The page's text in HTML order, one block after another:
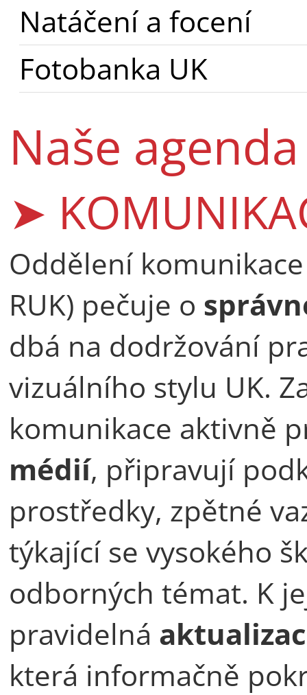
Natáčení a focení
Fotobanka UK
Naše agenda
➤
Oddělení
RUK) pečuje o
dbá na dodržování
vizuálního stylu UK.
komunikace aktivně
médií, připravují
prostředky, zpětné
týkající se vysokého
odborných témat. K
pravidelná
která informačně